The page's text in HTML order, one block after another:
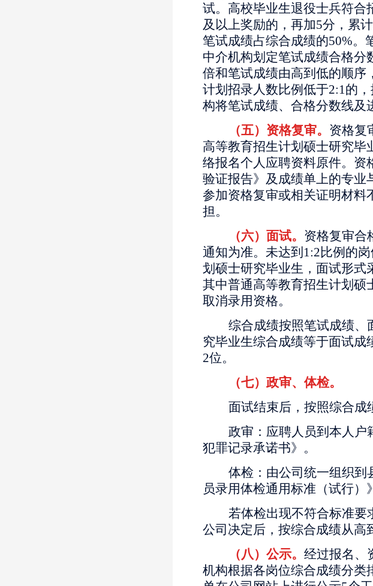
试。高校毕业生退役士兵符合
及以上奖励的，再加5分，累
笔试成绩占综合成绩的50%。
中介机构划定笔试成绩合格分
倍和笔试成绩由高到低的顺序
计划招录人数比例低于2:1的
构将笔试成绩、合格分数线及
（五）资格复审。 资格复
高等教育招生计划硕士研究毕
络报名个人应聘资料原件。资
验证报告》及成绩单上的专业
参加资格复审或相关证明材料
担。
（六）面试。 资格复审合
通知为准。未达到1:2比例的
划硕士研究毕业生，面试形式
其中普通高等教育招生计划硕
取消录用资格。
综合成绩按照笔试成绩、
究毕业生综合成绩等于面试
2位。
（七）政审、体检。
面试结束后，按照综合成
政审：应聘人员到本人户
犯罪记录承诺书》。
体检：由公司统一组织到
员录用体检通用标准（试行）
若体检出现不符合标准要
公司决定后，按综合成绩从高
（八）公示。 经过报名、
机构根据各岗位综合成绩分类